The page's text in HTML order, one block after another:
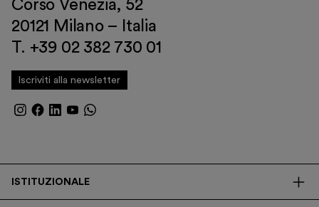
Corso Venezia, 52
20121 Milano – Italia
T. +39 02 382 730 01
Iscriviti alla newsletter
ISTITUZIONALE